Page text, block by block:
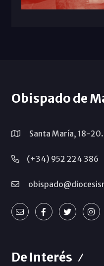
Obispado de
Santa María, 18-
(+34) 952 224 386
De Interés